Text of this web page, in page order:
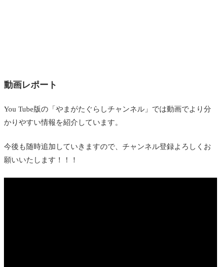
動画レポート
You Tube版の「やまがたぐらしチャンネル」では動画でより分
かりやすい情報を紹介しています。
今後も随時追加していきますので、チャンネル登録よろしくお
願いいたします！！！